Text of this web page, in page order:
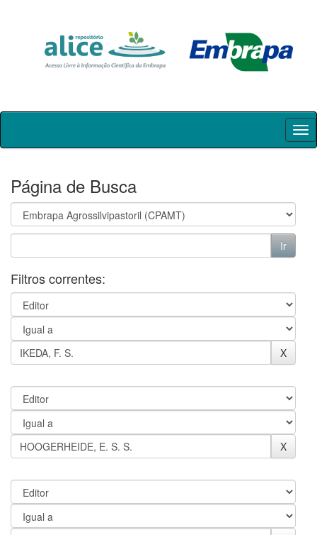
Skip
Página de Busca
Filtros correntes: